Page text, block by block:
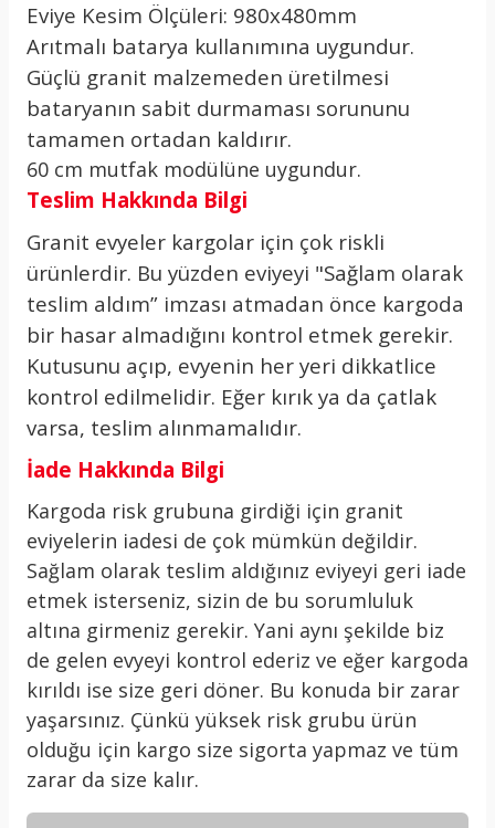
Eviye Kesim Ölçüleri: 980x480mm
Arıtmalı batarya kullanımına uygundur.
Güçlü granit malzemeden üretilmesi
bataryanın sabit durmaması sorununu
tamamen ortadan kaldırır.
60 cm mutfak modülüne uygundur.
Teslim Hakkında Bilgi
Granit evyeler kargolar için çok riskli
ürünlerdir. Bu yüzden eviyeyi "Sağlam olarak
teslim aldım” imzası atmadan önce kargoda
bir hasar almadığını kontrol etmek gerekir.
Kutusunu açıp, evyenin her yeri dikkatlice
kontrol edilmelidir. Eğer kırık ya da çatlak
varsa, teslim alınmamalıdır.
İade Hakkında Bilgi
Kargoda risk grubuna girdiği için granit
eviyelerin iadesi de çok mümkün değildir.
Sağlam olarak teslim aldığınız eviyeyi geri iade
etmek isterseniz, sizin de bu sorumluluk
altına girmeniz gerekir. Yani aynı şekilde biz
de gelen evyeyi kontrol ederiz ve eğer kargoda
kırıldı ise size geri döner. Bu konuda bir zarar
yaşarsınız. Çünkü yüksek risk grubu ürün
olduğu için kargo size sigorta yapmaz ve tüm
zarar da size kalır.